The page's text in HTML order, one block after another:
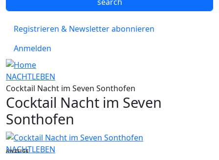
Registrieren & Newsletter abonnieren
Anmelden
NACHTLEBEN
Cocktail Nacht im Seven Sonthofen
Cocktail Nacht im Seven
Sonthofen
NACHTLEBEN
ANZEIGE